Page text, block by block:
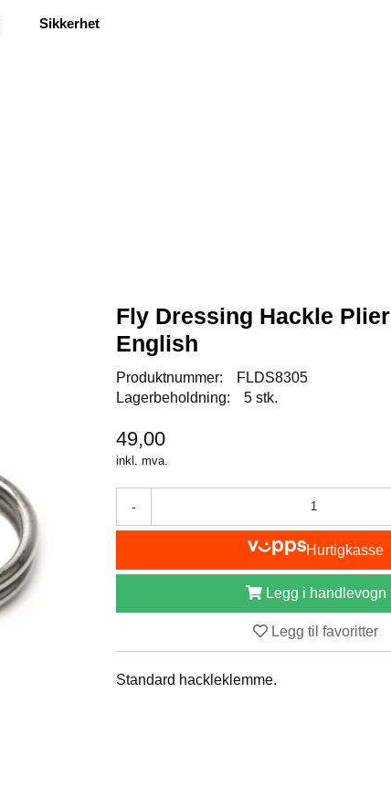
Sikkerhet
Fly Dressing Hackle Plier
English
Produktnummer:
FLDS8305
Lagerbeholdning:
5 stk.
49,00
inkl. mva.
-
Hurtigkasse
Legg i handlevogn
Legg til favoritter
Standard hackleklemme.